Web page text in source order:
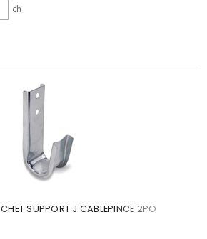
ch
SUPPORT J CABLEPINCE 2PO